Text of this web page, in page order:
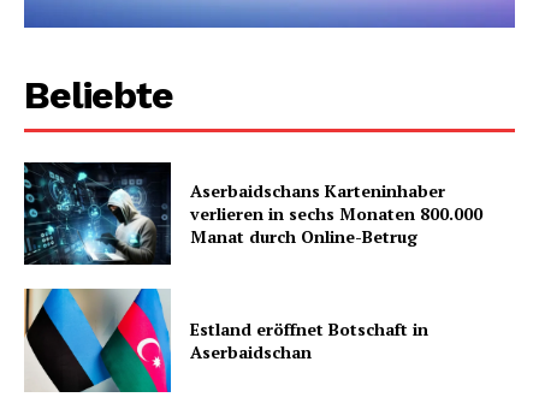
Beliebte
Aserbaidschans Karteninhaber
verlieren in sechs Monaten 800.000
Manat durch Online-Betrug
Estland eröffnet Botschaft in
Aserbaidschan